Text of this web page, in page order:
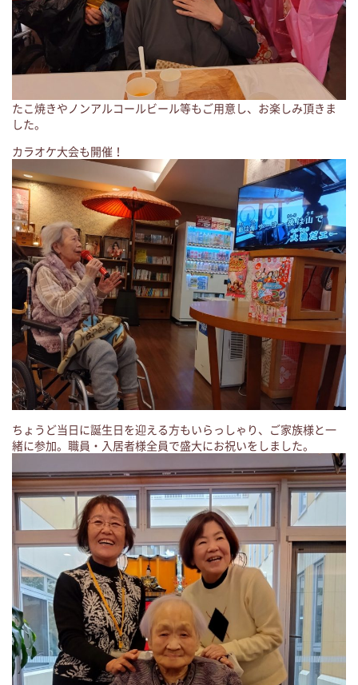
たこ焼きやノンアルコールビール等もご用意し、お楽しみ頂きま
した。
カラオケ大会も開催！
ちょうど当日に誕生日を迎える方もいらっしゃり、ご家族様と一
緒に参加。職員・入居者様全員で盛大にお祝いをしました。